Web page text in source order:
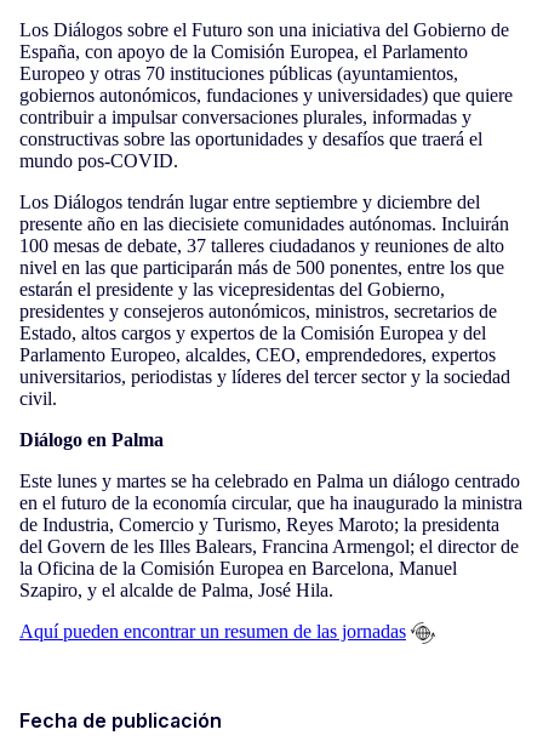
Los Diálogos sobre el Futuro son una iniciativa del Gobierno de
España, con apoyo de la Comisión Europea, el Parlamento
Europeo y otras 70 instituciones públicas (ayuntamientos,
gobiernos autonómicos, fundaciones y universidades) que quiere
contribuir a impulsar conversaciones plurales, informadas y
constructivas sobre las oportunidades y desafíos que traerá el
mundo pos-COVID.
Los Diálogos tendrán lugar entre septiembre y diciembre del
presente año en las diecisiete comunidades autónomas. Incluirán
100 mesas de debate, 37 talleres ciudadanos y reuniones de alto
nivel en las que participarán más de 500 ponentes, entre los que
estarán el presidente y las vicepresidentas del Gobierno,
presidentes y consejeros autonómicos, ministros, secretarios de
Estado, altos cargos y expertos de la Comisión Europea y del
Parlamento Europeo, alcaldes, CEO, emprendedores, expertos
universitarios, periodistas y líderes del tercer sector y la sociedad
civil.
Diálogo en Palma
Este lunes y martes se ha celebrado en Palma un diálogo centrado
en el futuro de la economía circular, que ha inaugurado la ministra
de Industria, Comercio y Turismo, Reyes Maroto; la presidenta
del Govern de les Illes Balears, Francina Armengol; el director de
la Oficina de la Comisión Europea en Barcelona, Manuel
Szapiro, y el alcalde de Palma, José Hila.
Aquí pueden encontrar un resumen de las jornadas
Fecha de publicación